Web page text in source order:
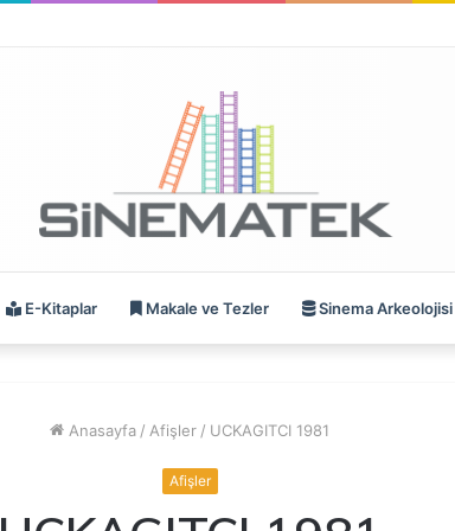
E-Kitaplar Makale ve Tezler Sinema Arkeolojisi
Anasayfa / Afişler / UCKAGITCI 1981
Afişler